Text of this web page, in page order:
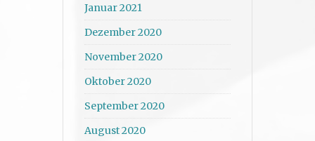
Januar 2021
Dezember 2020
November 2020
Oktober 2020
September 2020
August 2020